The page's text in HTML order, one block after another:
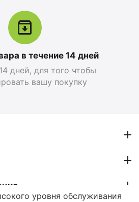
Apple iPhone 17 Pro
Max 256 GB, Silver
в течение 14 дней
дней, для того чтобы
вашу покупку
уровня обслуживания